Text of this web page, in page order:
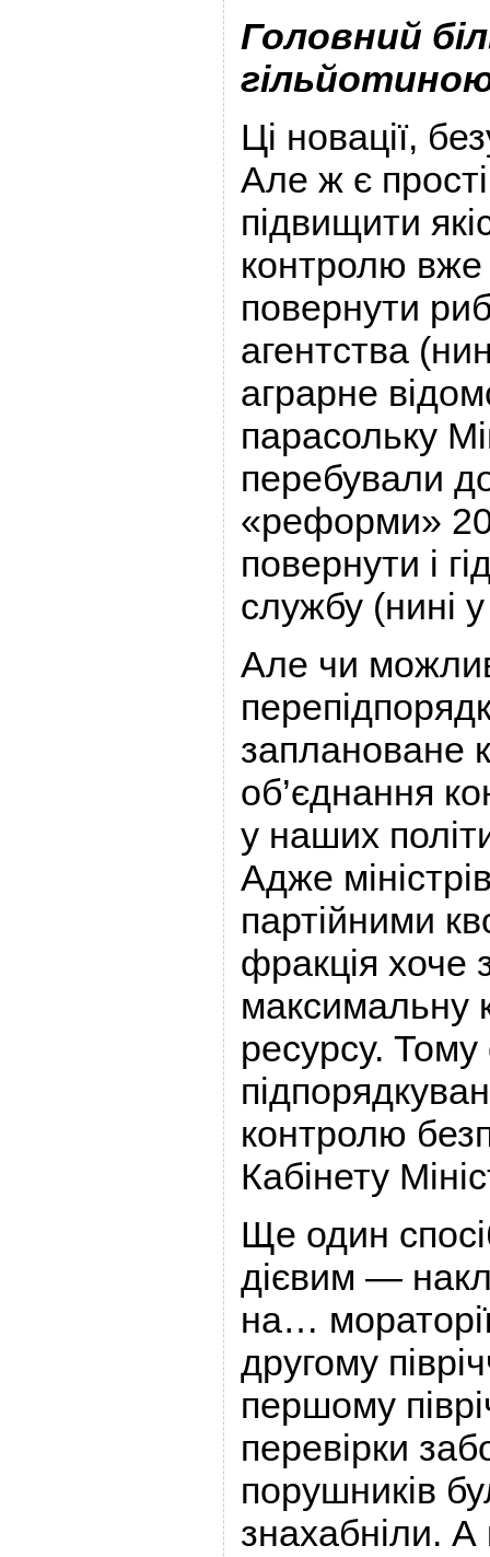
Головний
Ці новації,
Але ж є
підвищити
контролю
повернути
агентства
аграрне
парасольку
перебували
«реформи»
повернути і
службу (нині
Але чи
заплановане
об’єднання
у наших
Адже
партійними
фракція хоче
максимальну
ресурсу.
контролю
Кабінету
Ще один
дієвим —
на…
другому
першому
перевірки
порушників
знахабніли.